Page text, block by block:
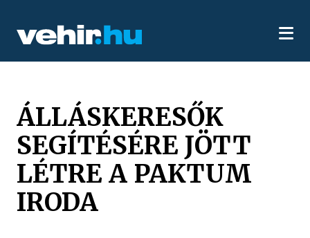
ÁLLÁSKERESŐK
SEGÍTÉSÉRE JÖTT
LÉTRE A PAKTUM
IRODA